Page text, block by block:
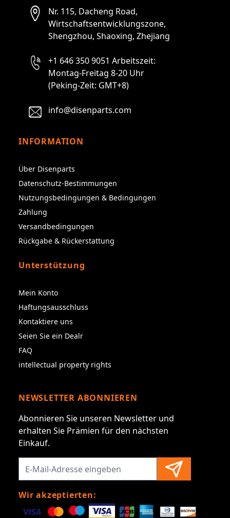
Nr. 115, Dacheng Road,
Wirtschaftsentwicklungszone,
Shengzhou, Shaoxing, Zhejiang
+1 646 350 9051 Arbeitszeit:
Montag-Freitag 8-20 Uhr
(Peking-Zeit: GMT+8)
info@disenparts.com
INFORMATION
Über Disenparts
Datenschutz-Bestimmungen
Nutzungsbedingungen & Bedingungen
Zahlung
Versandbedingungen
Rückgabe & Rückerstattung
Unterstützung
Mein Konto
Haftungsausschluss
Kontaktiere uns
Seien Sie ein Dealr
FAQ
intellectual property rights
NEWSLETTER ABONNIEREN
Abonnieren Sie unseren Newsletter und
erhalten Sie Prämien für den nächsten
Einkauf.
Wir akzeptierten: